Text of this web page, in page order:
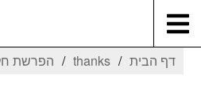
דף הבית thanks הפרשת